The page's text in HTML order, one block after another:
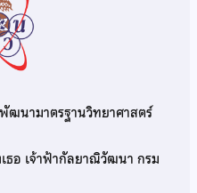
ฒนามาตรฐานวิทยาศาสตร์
ธอ เจ้าฟ้ากัลยาณิวัฒนา กรม